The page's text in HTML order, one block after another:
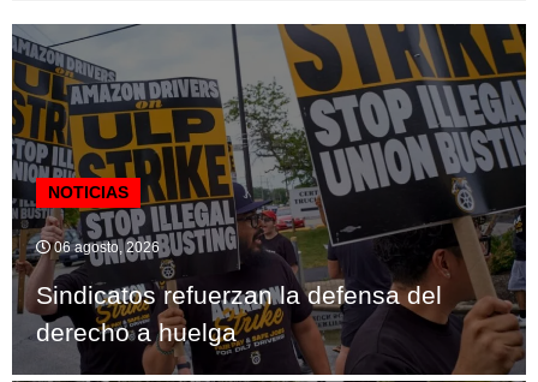
NOTICIAS
06 agosto, 2026
Sindicatos refuerzan la defensa del
derecho a huelga